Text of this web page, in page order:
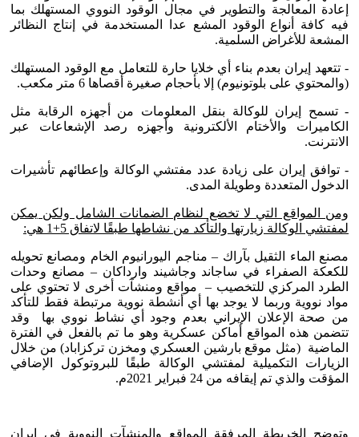
إعادة المعالجة والتطوير في مجال الوقود النووي المستهلك بما
فيه كافة أنواع الوقود المشع عدا المستخدمة في إنتاج النظائر
المشعة للأغراض السلمية.
- تتعهد إيران بعدم بناء أي خلايا حارة للتعامل مع الوقود المستهلك
(والمحتوي على بلوتونيوم) إلا بأحجام صغيرة أقصاها 6 متر مكعب.
- تسمح إيران للوكالة بنقل المعلومات من أجهزه الرقابة مثل
الكاميرات والأختام الألكترونية وأجهزه رصد الإشعاعات عبر
الانترنت.
- توافق إيران على زيادة عدد مفتشي الوكالة وإعطائهم تأشيرات
الدخول المتعددة وطويلة المدى.
ومن المواقع التي لا تخضع لنظام الضمانات الشامل ولكن يمكن
لمفتشي الوكالة زيارتها والتأكد من نشاطها طبقًا لاتفاق 5+1 هي:
مصنع الماء الثقيل بآراك – مناجم اليورانيوم الخام ومصانع تحويله
للكعكة الصفراء في ساجاند وجاشيند وارداكان – مصانع وحدات
الطرد المركزي للتخصيب – مواقع ومنشآت أخرى لا تحتوي على
مواد نووية وربما لا يوجد بها أي أنشطة نووية مرتبطة فقط للتأكد
من صحة الإعلان الإيراني بعدم وجود أي نشاط نووي بها وقد
تتضمن هذه المواقع أماكن عسكرية وهو ما تم بالفعل في الفترة
الماضية (مثل موقع بارشين العسكري ومخزن تركزاباد) من خلال
الزيارات التكميلية لمفتشي الوكالة طبقًا للبروتوكول الإضافي
المؤقت والذي تم إيقافه من 24 فبراير 2021م.
وتوضح الخريطة المرفقة المواقع والمنشآت النووية في إيران